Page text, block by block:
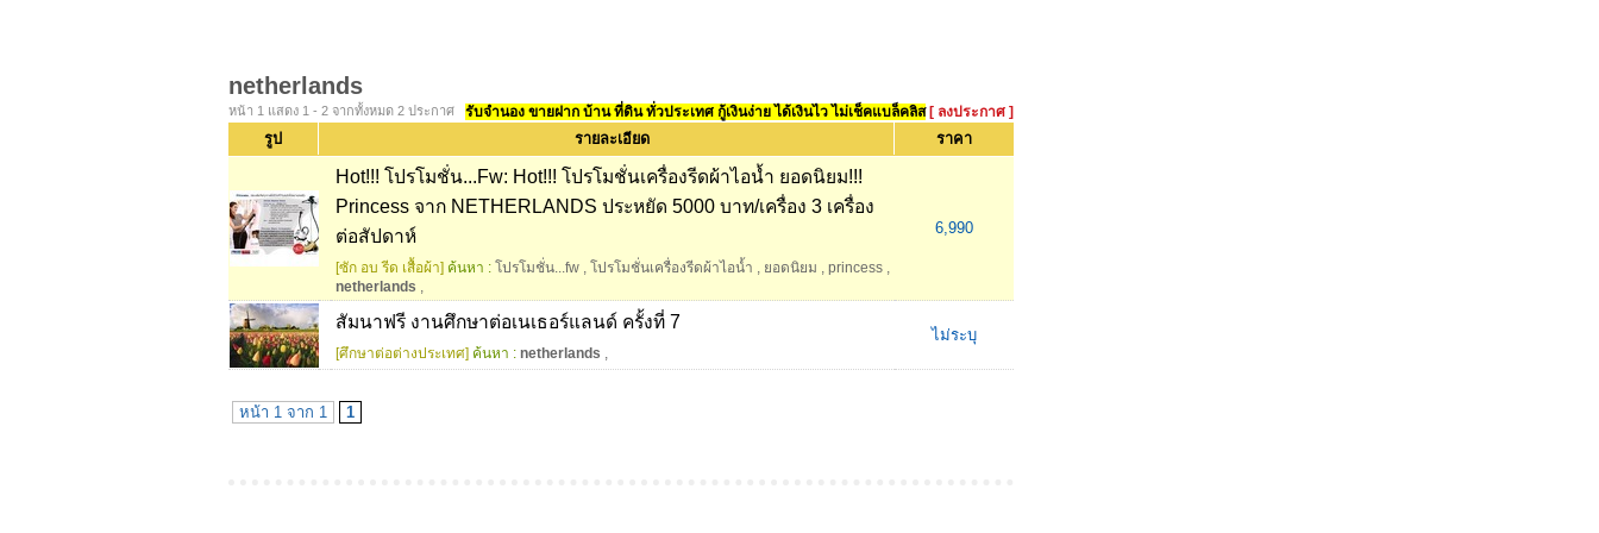
netherlands
หน้า 1 แสดง 1 - 2 จากทั้งหมด 2 ประกาศ รับจำนอง ขายฝาก บ้าน ที่ดิน ทั่วประเทศ กู้เงินง่าย ได้เงินไว ไม่เช็คแบล็คลิส [ ลงประกาศ ]
รูป รายละเอียด ราคา
Hot!!! โปรโมชั่น...Fw: Hot!!! โปรโมชั่นเครื่องรีดผ้าไอน้ำ ยอดนิยม!!!
Princess จาก NETHERLANDS ประหยัด 5000 บาท/เครื่อง 3 เครื่อง
ต่อสัปดาห์
[ซัก อบ รีด เสื้อผ้า] ค้นหา : โปรโมชั่น...fw , โปรโมชั่นเครื่องรีดผ้าไอน้ำ , ยอดนิยม , princess ,
netherlands ,
6,990
สัมนาฟรี งานศึกษาต่อเนเธอร์แลนด์ ครั้งที่ 7
[ศึกษาต่อต่างประเทศ] ค้นหา : netherlands ,
ไม่ระบุ
หน้า 1 จาก 1 1